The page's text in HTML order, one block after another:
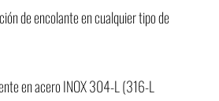
de encolante en cualquier tipo de
en acero INOX 304-L (316-L